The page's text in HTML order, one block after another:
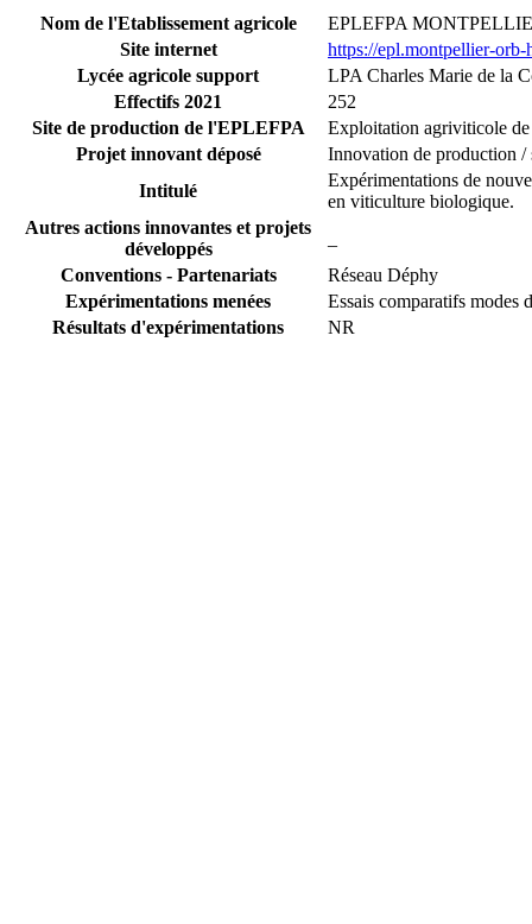
Nom de l'Etablissement agricole
EPLEFPA
Site internet
https://epl.montpellier-orb-
Lycée agricole support
LPA Charles Marie de la
Effectifs 2021
252
Site de production de l'EPLEFPA
Exploitation agriviticole
Projet innovant déposé
Innovation de production /
Intitulé
Expérimentations de
en viticulture biologique.
Autres actions innovantes et projets
développés
Conventions - Partenariats
Réseau Déphy
Expérimentations menées
Essais comparatifs modes
Résultats d'expérimentations
NR